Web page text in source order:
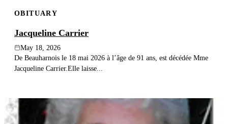
OBITUARY
Jacqueline Carrier
May 18, 2026
De Beauharnois le 18 mai 2026 à l’âge de 91 ans, est décédée Mme
Jacqueline Carrier.Elle laisse...